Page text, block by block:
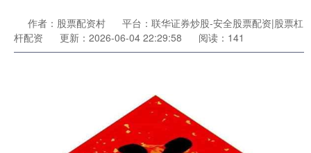
作者：股票配资村
平台：联华证券炒股-安全股票配资|股票杠
杆配资
更新：2026-06-04 22:29:58 阅读：141